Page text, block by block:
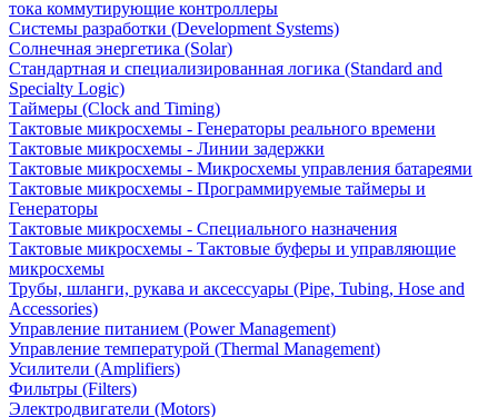
тока коммутирующие контроллеры
Системы разработки (Development Systems)
Солнечная энергетика (Solar)
Стандартная и специализированная логика (Standard and
Specialty Logic)
Таймеры (Clock and Timing)
Тактовые микросхемы - Генераторы реального времени
Тактовые микросхемы - Линии задержки
Тактовые микросхемы - Микросхемы управления батареями
Тактовые микросхемы - Программируемые таймеры и
Генераторы
Тактовые микросхемы - Специального назначения
Тактовые микросхемы - Тактовые буферы и управляющие
микросхемы
Трубы, шланги, рукава и аксессуары (Pipe, Tubing, Hose and
Accessories)
Управление питанием (Power Management)
Управление температурой (Thermal Management)
Усилители (Amplifiers)
Фильтры (Filters)
Электродвигатели (Motors)